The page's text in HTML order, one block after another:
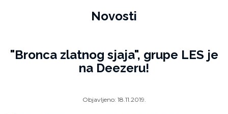
Novosti
"Bronca zlatnog sjaja", grupe LES je
na Deezeru!
Objavljeno: 18.11.2019.